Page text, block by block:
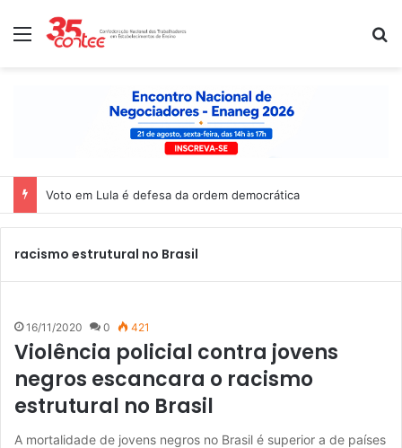
Menu
Voto em Lula é defesa da ordem democrática
racismo estrutural no Brasil
16/11/2020 0 421
Violência policial contra jovens
negros escancara o racismo
estrutural no Brasil
A mortalidade de jovens negros no Brasil é superior a de países